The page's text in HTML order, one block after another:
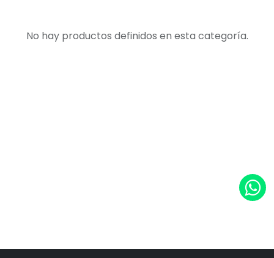
No hay productos definidos en esta categoría.